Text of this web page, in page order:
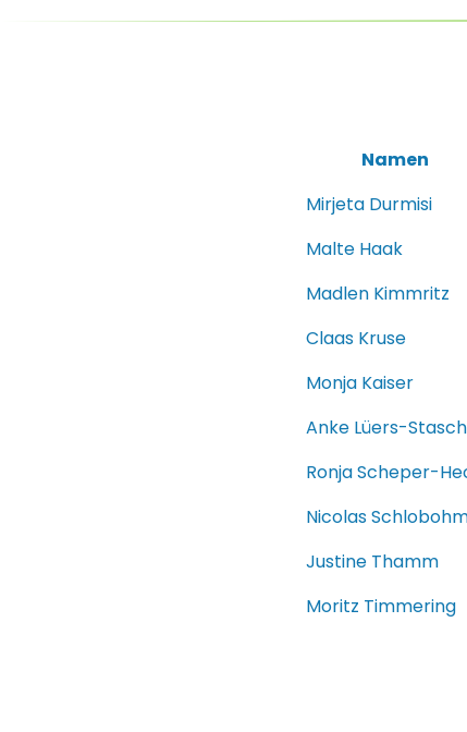
Namen
Mirjeta Durmisi
Malte Haak
Madlen Kimmritz
Claas Kruse
Monja Kaiser
Anke Lüers-Stasch
Ronja Scheper-
Nicolas
Justine Thamm
Moritz Timmering